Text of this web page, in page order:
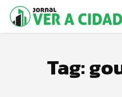
Tag: